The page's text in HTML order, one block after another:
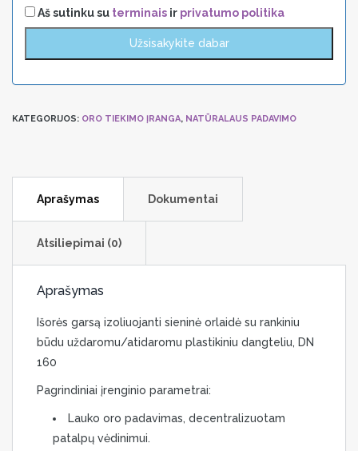
Aš sutinku su terminais ir privatumo politika
KATEGORIJOS: ORO TIEKIMO ĮRANGA, NATŪRALAUS PADAVIMO
Aprašymas Dokumentai
Atsiliepimai (0)
Aprašymas
Išorės garsą izoliuojanti sieninė orlaidė su rankiniu
būdu uždaromu/atidaromu plastikiniu dangteliu, DN
160
Pagrindiniai įrenginio parametrai:
Lauko oro padavimas, decentralizuotam
patalpų vėdinimui.